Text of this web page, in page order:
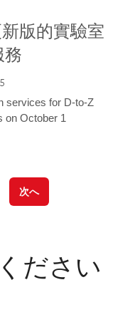
新版的實驗室
services for D-to-Z
on October 1
次へ
ださい